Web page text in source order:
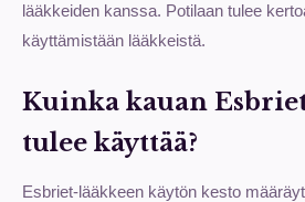
lääkkeiden kanssa. Potilaan tulee
käyttämistään lääkkeistä.
Kuinka kauan
tulee käyttää?
Esbriet-lääkkeen käytön kesto